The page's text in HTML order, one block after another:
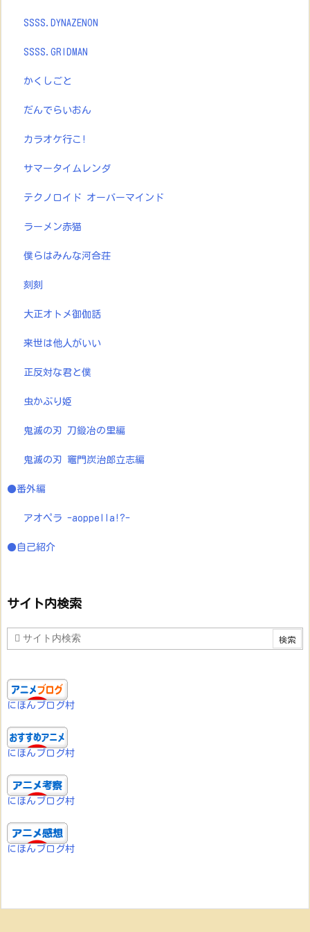
SSSS.DYNAZENON
SSSS.GRIDMAN
かくしごと
だんでらいおん
カラオケ行こ!
サマータイムレンダ
テクノロイド オーバーマインド
ラーメン赤猫
僕らはみんな河合荘
刻刻
大正オトメ御伽話
来世は他人がいい
正反対な君と僕
虫かぶり姫
鬼滅の刃 刀鍛冶の里編
鬼滅の刃 竈門炭治郎立志編
●番外編
アオペラ -aoppella!?-
●自己紹介
サイト内検索
にほんブログ村
にほんブログ村
にほんブログ村
にほんブログ村